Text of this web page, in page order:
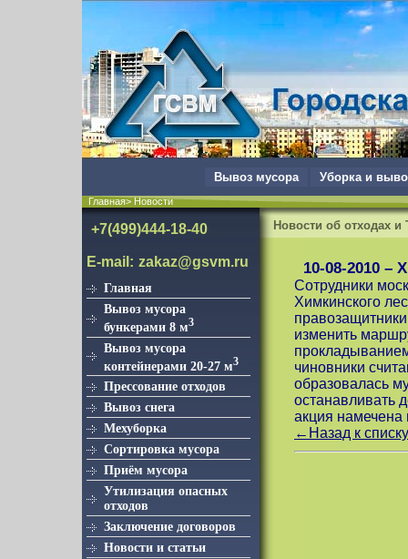
Вывоз мусора Уборка и
Главная> Новости
+7(499)444-18-40
E-mail: zakaz@gsvm.ru
Главная
Вывоз мусора
бункерами 8 м3
Вывоз мусора
контейнерами 20-27 м3
Прессование отходов
Вывоз снега
Мехуборка
Сортировка мусора
Приём мусора
Утилизация опасных
отходов
Заключение договоров
Новости и статьи
Новости об отходах и
10-08-2010 –
Сотрудники
Химкинского
изменить
чиновники
образовалась
останавливать
акция намечена
←Назад к